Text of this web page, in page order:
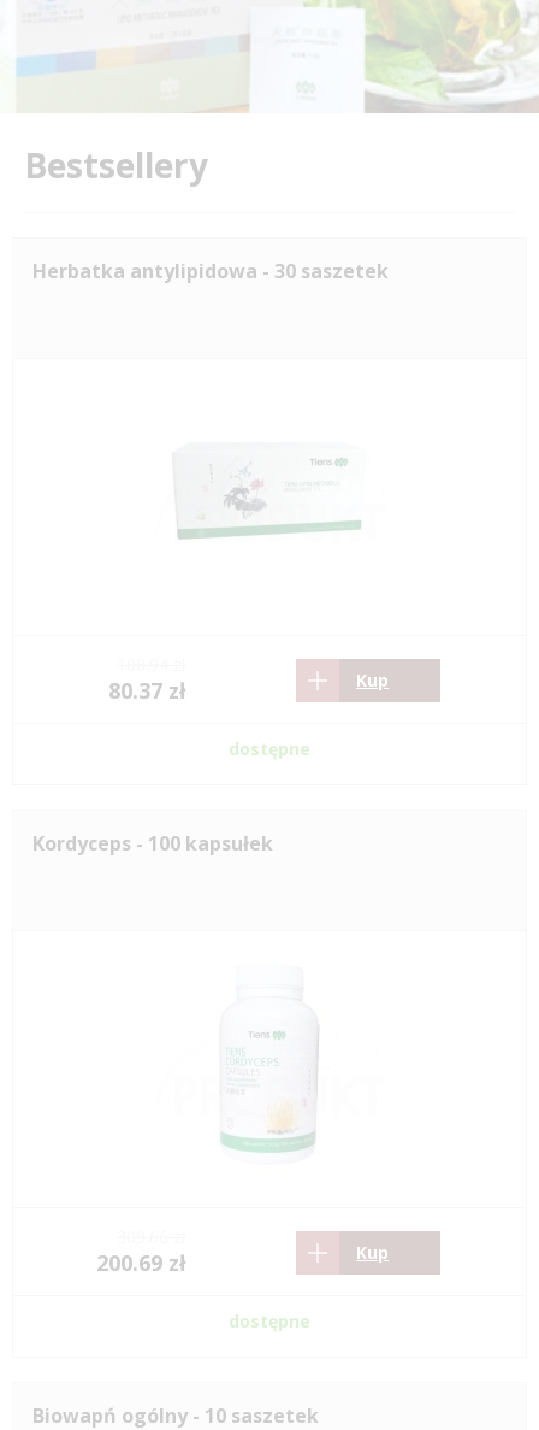
Bestsellery
Herbatka antylipidowa - 30 saszetek
80.37 zł Kup
dostępne
Kordyceps - 100 kapsułek
200.69 zł Kup
dostępne
Biowapń ogólny - 10 saszetek